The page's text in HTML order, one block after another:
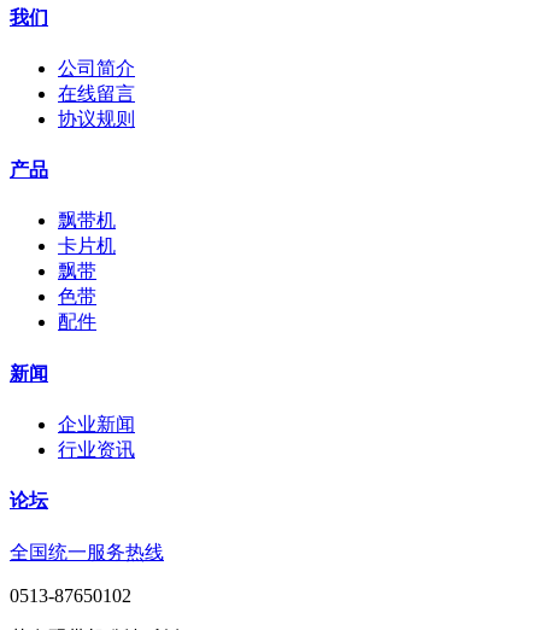
我们
公司简介
在线留言
协议规则
产品
飘带机
卡片机
飘带
色带
配件
新闻
企业新闻
行业资讯
论坛
全国统一服务热线
0513-87650102